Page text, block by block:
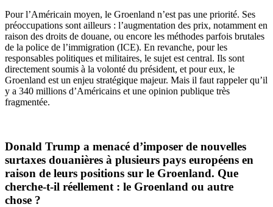
Pour l’Américain moyen, le Groenland n’est pas une priorité. Ses
préoccupations sont ailleurs : l’augmentation des prix, notamment en
raison des droits de douane, ou encore les méthodes parfois brutales
de la police de l’immigration (ICE). En revanche, pour les
responsables politiques et militaires, le sujet est central. Ils sont
directement soumis à la volonté du président, et pour eux, le
Groenland est un enjeu stratégique majeur. Mais il faut rappeler qu’il
y a 340 millions d’Américains et une opinion publique très
fragmentée.
Donald Trump a menacé d’imposer de nouvelles
surtaxes douanières à plusieurs pays européens en
raison de leurs positions sur le Groenland. Que
cherche-t-il réellement : le Groenland ou autre
chose ?